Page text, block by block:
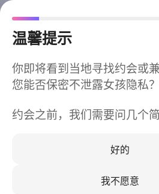
温馨提示
你即将看到当地寻找约会或兼
您能否保密不泄露女孩隐私？
约会之前，我们需要问几个
好的
我不愿意
今晚不再
同城快速匹配，马上认
立即下载